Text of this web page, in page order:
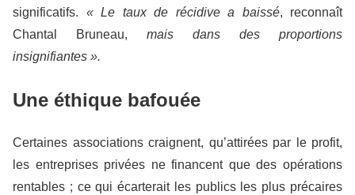
significatifs. « Le taux de récidive a baissé, reconnaît
Chantal Bruneau, mais dans des proportions
insignifiantes ».
Une éthique bafouée
Certaines associations craignent, qu’attirées par le profit,
les entreprises privées ne financent que des opérations
rentables ; ce qui écarterait les publics les plus précaires